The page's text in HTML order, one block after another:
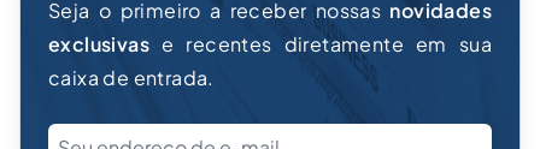
Seja o primeiro a receber nossas novidades
exclusivas e recentes diretamente em sua
caixa de entrada.